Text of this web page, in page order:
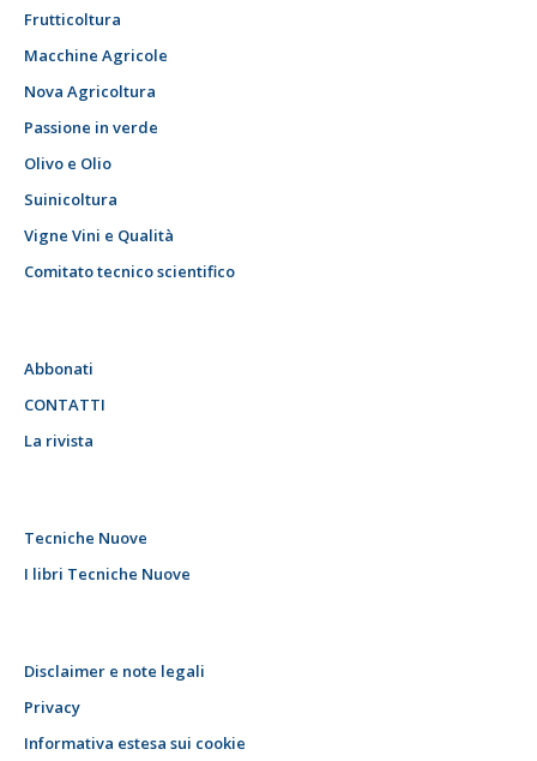
Frutticoltura
Macchine Agricole
Nova Agricoltura
Passione in verde
Olivo e Olio
Suinicoltura
Vigne Vini e Qualità
Comitato tecnico scientifico
Abbonati
CONTATTI
La rivista
Tecniche Nuove
I libri Tecniche Nuove
Disclaimer e note legali
Privacy
Informativa estesa sui cookie